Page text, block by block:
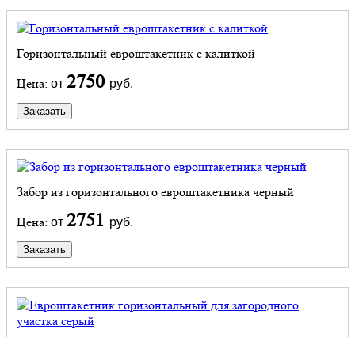
Горизонтальный евроштакетник с калиткой
Цена: от 2750 руб.
Заказать
Забор из горизонтального евроштакетника черный
Цена: от 2751 руб.
Заказать